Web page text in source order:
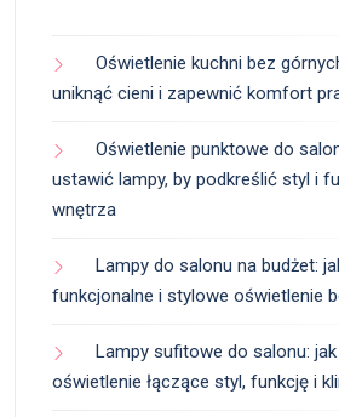
Oświetlenie kuchni bez
uniknąć cieni i zapewnić komfort
Oświetlenie punktowe do
ustawić lampy, by podkreślić styl i
wnętrza
Lampy do salonu na budżet:
funkcjonalne i stylowe oświetlenie
Lampy sufitowe do salonu:
oświetlenie łączące styl, funkcję i